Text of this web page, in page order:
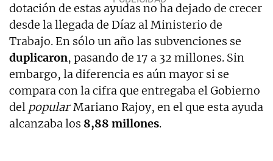
dotación de estas ayudas no ha dejado de crecer
desde la llegada de Díaz al Ministerio de
Trabajo. En sólo un año las subvenciones se
duplicaron, pasando de 17 a 32 millones. Sin
embargo, la diferencia es aún mayor si se
compara con la cifra que entregaba el Gobierno
del popularMariano Rajoy, en el que esta ayuda
alcanzaba los 8,88 millones.